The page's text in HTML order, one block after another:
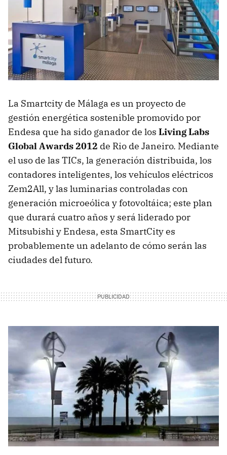
La Smartcity de Málaga es un proyecto de
gestión energética sostenible promovido por
Endesa que ha sido ganador de los Living Labs
Global Awards 2012 de Rio de Janeiro. Mediante
el uso de las TICs, la generación distribuida, los
contadores inteligentes, los vehículos eléctricos
Zem2All, y las luminarias controladas con
generación microeólica y fotovoltáica; este plan
que durará cuatro años y será liderado por
Mitsubishi y Endesa, esta SmartCity es
probablemente un adelanto de cómo serán las
ciudades del futuro.